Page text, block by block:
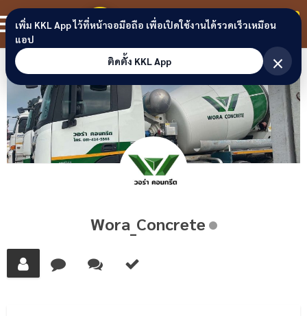
Skip to content
ขอนแก่นลิงก์ สมาชิก
Wora_Concrete
เพิ่ม KKL App ไว้ที่หน้าจอมือถือ เพื่อเปิดใช้งานได้รวดเร็วเหมือน
แอป
ติดตั้ง KKL App
×